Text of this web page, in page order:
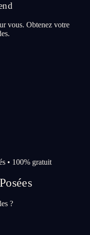
vous. Obtenez votre
• 100% gratuit
?